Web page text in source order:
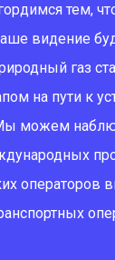
тем,
видение
газ
на пути к
можем
операторов